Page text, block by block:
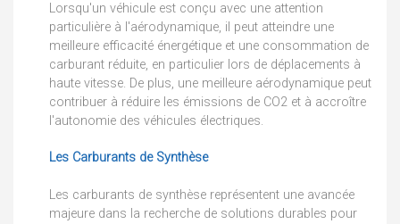
Lorsqu'un véhicule est conçu avec une attention
particulière à l'aérodynamique, il peut atteindre une
meilleure efficacité énergétique et une consommation de
carburant réduite, en particulier lors de déplacements à
haute vitesse. De plus, une meilleure aérodynamique peut
contribuer à réduire les émissions de CO2 et à accroître
l'autonomie des véhicules électriques.
Les Carburants de Synthèse
Les carburants de synthèse représentent une avancée
majeure dans la recherche de solutions durables pour